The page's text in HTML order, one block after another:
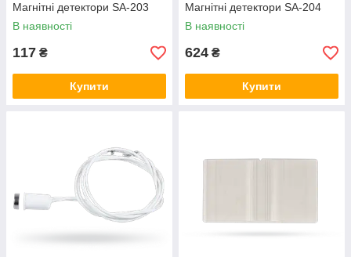
Магнітні детектори SA-203
В наявності
117 ₴
Купити
Магнітні детектори SA-204
В наявності
624 ₴
Купити